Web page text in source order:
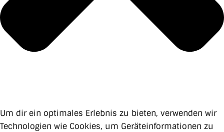
Um dir ein optimales Erlebnis zu bieten, verwenden wir
Technologien wie Cookies, um Geräteinformationen zu